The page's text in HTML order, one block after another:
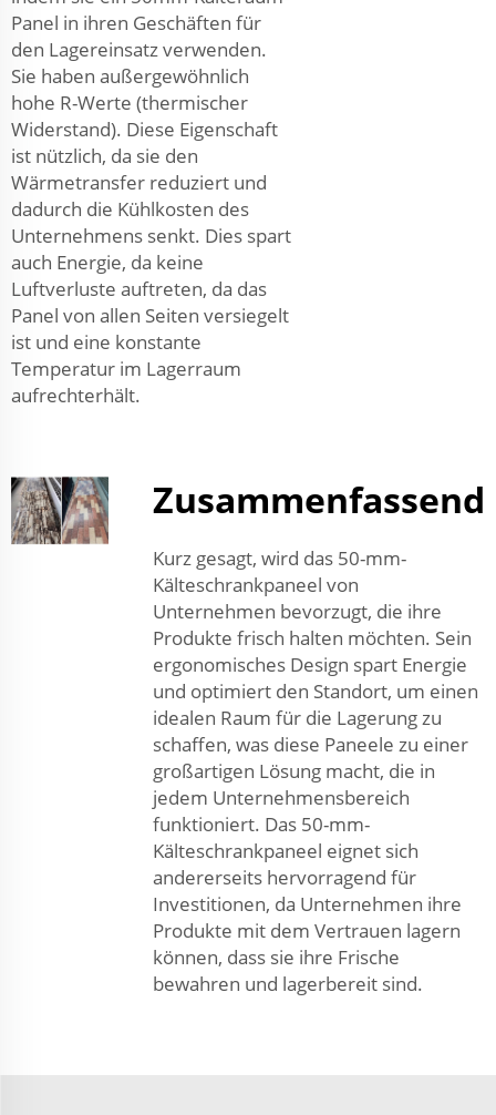
Panel in ihren Geschäften für
den Lagereinsatz verwenden.
Sie haben außergewöhnlich
hohe R-Werte (thermischer
Widerstand). Diese Eigenschaft
ist nützlich, da sie den
Wärmetransfer reduziert und
dadurch die Kühlkosten des
Unternehmens senkt. Dies spart
auch Energie, da keine
Luftverluste auftreten, da das
Panel von allen Seiten versiegelt
ist und eine konstante
Temperatur im Lagerraum
aufrechterhält.
Zusammenfassend
Kurz gesagt, wird das 50-mm-
Kälteschrankpaneel von
Unternehmen bevorzugt, die ihre
Produkte frisch halten möchten. Sein
ergonomisches Design spart Energie
und optimiert den Standort, um einen
idealen Raum für die Lagerung zu
schaffen, was diese Paneele zu einer
großartigen Lösung macht, die in
jedem Unternehmensbereich
funktioniert. Das 50-mm-
Kälteschrankpaneel eignet sich
andererseits hervorragend für
Investitionen, da Unternehmen ihre
Produkte mit dem Vertrauen lagern
können, dass sie ihre Frische
bewahren und lagerbereit sind.